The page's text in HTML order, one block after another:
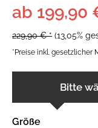
ab 199,90
229,90 € * (13,05%
*Preise inkl. gesetzlicher
Bitte
Größe